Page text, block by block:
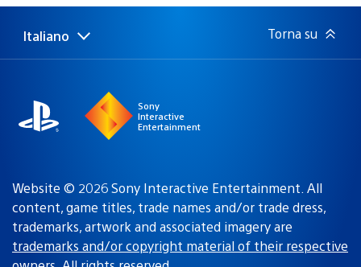
pubblicazione:
Seleziona
una
Regione
attuale:
Italiano Torna su
Sony
Interactive
Entertainment
Website © 2026 Sony Interactive Entertainment. All
content, game titles, trade names and/or trade dress,
trademarks, artwork and associated imagery are
trademarks and/or copyright material of their respective